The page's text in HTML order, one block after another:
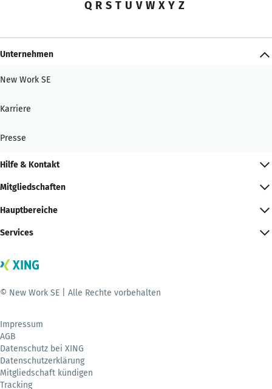
Q R S T U V W X Y Z
Unternehmen
New Work SE
Karriere
Presse
Hilfe & Kontakt
Mitgliedschaften
Hauptbereiche
Services
© New Work SE | Alle Rechte vorbehalten
Impressum
AGB
Datenschutz bei XING
Datenschutzerklärung
Mitgliedschaft kündigen
Tracking